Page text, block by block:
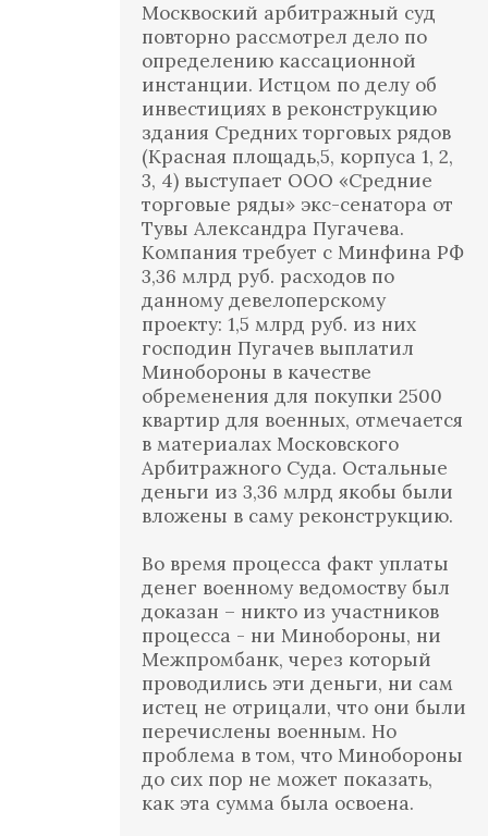
Москвоский арбитражный суд
повторно рассмотрел дело по
определению кассационной
инстанции. Истцом по делу об
инвестициях в реконструкцию
здания Средних торговых рядов
(Красная площадь,5, корпуса 1, 2,
3, 4) выступает ООО «Средние
торговые ряды» экс-сенатора от
Тувы Александра Пугачева.
Компания требует с Минфина РФ
3,36 млрд руб. расходов по
данному девелоперскому
проекту: 1,5 млрд руб. из них
господин Пугачев выплатил
Минобороны в качестве
обременения для покупки 2500
квартир для военных, отмечается
в материалах Московского
Арбитражного Суда. Остальные
деньги из 3,36 млрд якобы были
вложены в саму реконструкцию.
Во время процесса факт уплаты
денег военному ведомоству был
доказан – никто из участников
процесса - ни Минобороны, ни
Межпромбанк, через который
проводились эти деньги, ни сам
истец не отрицали, что они были
перечислены военным. Но
проблема в том, что Минобороны
до сих пор не может показать,
как эта сумма была освоена.